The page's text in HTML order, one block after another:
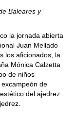
Baleares y
la jornada abierta
Juan Mellado
los aficionados, la
Mónica Calzetta
de niños
de
del ajedrez